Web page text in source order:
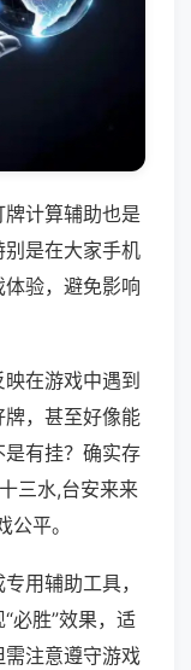
计算辅助也是
是在大家手机
验，避免影响
在游戏中遇到
，甚至好像能
有挂？确实存
三水,台安来来
平。
用辅助工具，
必胜”效果，适
注意遵守游戏